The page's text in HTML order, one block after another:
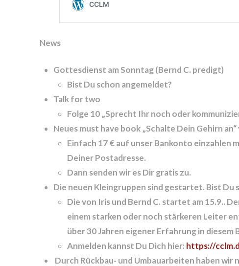
News
Gottesdienst am Sonntag (Bernd C. predigt)
Bist Du schon angemeldet?
Talk for two
Folge 10 „Sprecht Ihr noch oder
Neues must have book„Schalte Dein Gehirn
Einfach 17 € auf unser Bankonto einzahlen
Deiner Postadresse.
Dann senden wir es Dir gratis zu.
Die neuen Kleingruppen sind gestartet. Bist Du
Die von Iris und Bernd C. startet am 15.9..
einem starken oder noch stärkeren Leiter
über 30 Jahren eigener Erfahrung in
Anmelden kannst Du Dich hier: https://
Durch Rückbau- und Umbauarbeiten haben wir